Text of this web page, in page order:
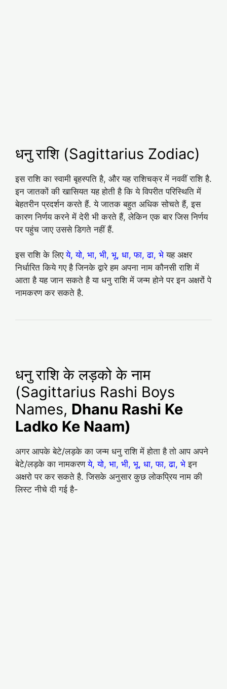
धनु राशि (Sagittarius Zodiac)
इस राशि का स्वामी बृहस्पति है, और यह राशिचक्र में नववीं राशि है.
इन जातकों की खासियत यह होती है कि ये विपरीत परिस्थिति में
बेहतरीन प्रदर्शन करते हैं. ये जातक बहुत अधिक सोचते हैं, इस
कारण निर्णय करने में देरी भी करते हैं, लेकिन एक बार जिस निर्णय
पर पहुंच जाए उससे डिगते नहीं हैं.
इस राशि के लिएये, यो, भा, भी, भू, धा, फा, ढा, भे यह अक्षर
निर्धारित किये गए है जिनके द्वारे हम अपना नाम कौनसी राशि में
आता है यह जान सकते है या धनु राशि में जन्म होने पर इन अक्षरों पे
नामकरण कर सकते है.
धनु राशि के लड़को के नाम
(Sagittarius Rashi Boys
Names, Dhanu Rashi Ke
Ladko Ke Naam)
अगर आपके बेटे/लड़के का जन्म धनु राशि में होता है तो आप अपने
बेटे/लड़के का नामकरणये, यो, भा, भी, भू, धा, फा, ढा, भे इन
अक्षरो पर कर सकते है. जिसके अनुसार कुछ लोकप्रिय नाम की
लिस्ट नीचे दी गई है-